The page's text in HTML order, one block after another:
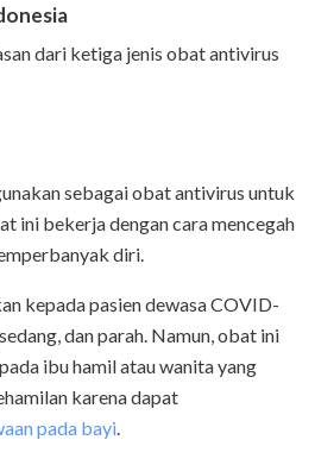
dari ketiga jenis obat antivirus
sebagai obat antivirus untuk
ini bekerja dengan cara mencegah
diri.
kepada pasien dewasa COVID-
dan parah. Namun, obat ini
ibu hamil atau wanita yang
karena dapat
pada bayi.